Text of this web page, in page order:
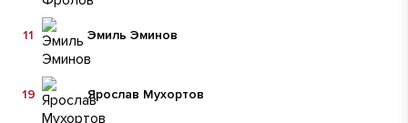
Эмиль Эминов
11
Ярослав Мухортов
19